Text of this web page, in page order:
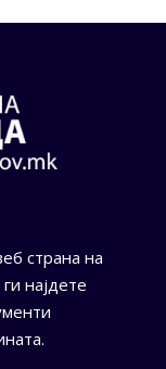
страна на
најдете